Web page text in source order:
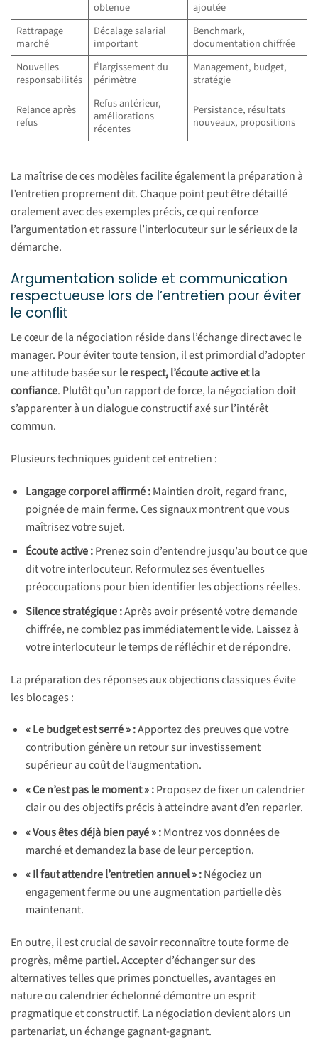
obtenue
ajoutée
Rattrapage
marché
Décalage salarial
important
Benchmark,
documentation chiffrée
Nouvelles
responsabilités
Élargissement du
périmètre
Management, budget,
stratégie
Relance après
refus
Refus antérieur,
améliorations
récentes
Persistance, résultats
nouveaux, propositions
La maîtrise de ces modèles facilite également la préparation à
l’entretien proprement dit. Chaque point peut être détaillé
oralement avec des exemples précis, ce qui renforce
l’argumentation et rassure l’interlocuteur sur le sérieux de la
démarche.
Argumentation solide et communication
respectueuse lors de l’entretien pour éviter
le conflit
Le cœur de la négociation réside dans l’échange direct avec le
manager. Pour éviter toute tension, il est primordial d’adopter
une attitude basée surle respect, l’écoute active et la
confiance. Plutôt qu’un rapport de force, la négociation doit
s’apparenter à un dialogue constructif axé sur l’intérêt
commun.
Plusieurs techniques guident cet entretien :
Langage corporel affirmé :Maintien droit, regard franc,
poignée de main ferme. Ces signaux montrent que vous
maîtrisez votre sujet.
Écoute active :Prenez soin d’entendre jusqu’au bout ce que
dit votre interlocuteur. Reformulez ses éventuelles
préoccupations pour bien identifier les objections réelles.
Silence stratégique :Après avoir présenté votre demande
chiffrée, ne comblez pas immédiatement le vide. Laissez à
votre interlocuteur le temps de réfléchir et de répondre.
La préparation des réponses aux objections classiques évite
les blocages :
« Le budget est serré » :Apportez des preuves que votre
contribution génère un retour sur investissement
supérieur au coût de l’augmentation.
« Ce n’est pas le moment » :Proposez de fixer un calendrier
clair ou des objectifs précis à atteindre avant d’en reparler.
« Vous êtes déjà bien payé » :Montrez vos données de
marché et demandez la base de leur perception.
« Il faut attendre l’entretien annuel » :Négociez un
engagement ferme ou une augmentation partielle dès
maintenant.
En outre, il est crucial de savoir reconnaître toute forme de
progrès, même partiel. Accepter d’échanger sur des
alternatives telles que primes ponctuelles, avantages en
nature ou calendrier échelonné démontre un esprit
pragmatique et constructif. La négociation devient alors un
partenariat, un échange gagnant-gagnant.